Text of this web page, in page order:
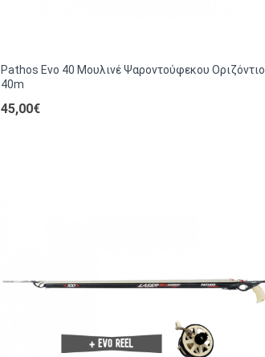
Pathos Evo 40 Μουλινέ Ψαροντούφεκου Οριζόντιο
40m
45,00€